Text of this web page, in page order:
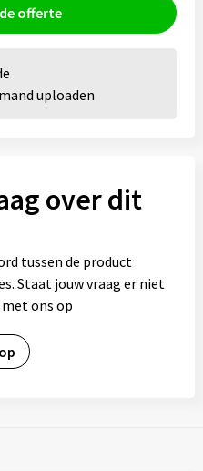
offerte
uploaden
over dit
tussen de product
Staat jouw vraag er niet
ons op